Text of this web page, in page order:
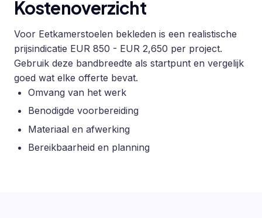
Kostenoverzicht
Voor Eetkamerstoelen bekleden is een realistische
prijsindicatie EUR 850 - EUR 2,650 per project.
Gebruik deze bandbreedte als startpunt en vergelijk
goed wat elke offerte bevat.
Omvang van het werk
Benodigde voorbereiding
Materiaal en afwerking
Bereikbaarheid en planning